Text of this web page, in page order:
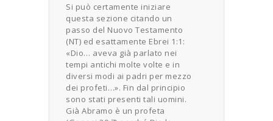
Si può certamente iniziare
questa sezione citando un
passo del Nuovo Testamento
(NT) ed esattamente Ebrei 1:1:
«Dio… aveva già parlato nei
tempi antichi molte volte e in
diversi modi ai padri per mezzo
dei profeti…». Fin dal principio
sono stati presenti tali uomini.
Già Abramo è un profeta